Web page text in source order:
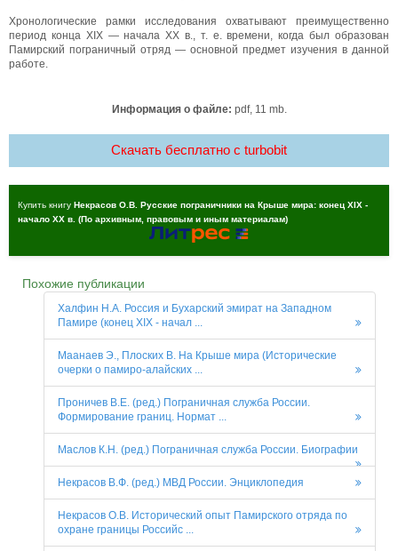
Хронологические рамки исследования охватывают преимущественно
период конца XIX — начала XX в., т. е. времени, когда был образован
Памирский пограничный отряд — основной предмет изучения в данной
работе.
Информация о файле: pdf, 11 mb.
Скачать бесплатно c turbobit
Купить книгу Некрасов О.В. Русские пограничники на Крыше мира: конец XIX -
начало XX в. (По архивным, правовым и иным материалам)
Похожие публикации
Халфин Н.А. Россия и Бухарский эмират на Западном
Памире (конец XIX - начал ...
Маанаев Э., Плоских В. На Крыше мира (Исторические
очерки о памиро-алайских ...
Проничев В.Е. (ред.) Пограничная служба России.
Формирование границ. Нормат ...
Маслов К.Н. (ред.) Пограничная служба России. Биографии
Некрасов В.Ф. (ред.) МВД России. Энциклопедия
Некрасов О.В. Исторический опыт Памирского отряда по
охране границы Российс ...